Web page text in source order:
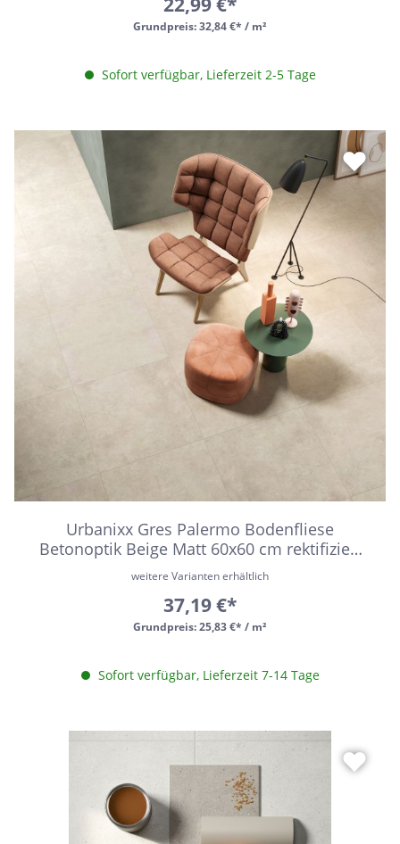
Grundpreis:32,84 €* / m²
Sofort verfügbar, Lieferzeit 2-5 Tage
Urbanixx Gres Palermo Bodenfliese
Betonoptik Beige Matt 60x60 cm rektifiziert
R10B
Grundpreis:25,83 €* / m²
weitere Varianten erhältlich
37,19 €*
Sofort verfügbar, Lieferzeit 7-14 Tage